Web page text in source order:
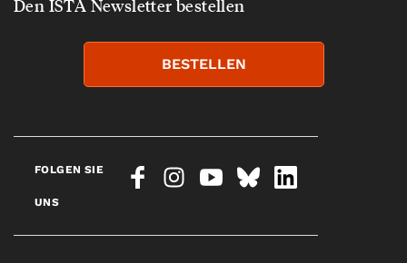
Den ISTA Newsletter bestellen
BESTELLEN
FOLGEN SIE
UNS